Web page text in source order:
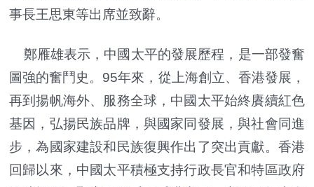
事長王思東等出席並致辭。
鄭雁雄表示，中國太平的發展歷程，是一部發奮
圖強的奮鬥史。95年來，從上海創立、香港發展，
再到揚帆海外、服務全球，中國太平始終賡續紅色
基因，弘揚民族品牌，與國家同發展，與社會同進
步，為國家建設和民族復興作出了突出貢獻。香港
回歸以來，中國太平積極支持行政長官和特區政府